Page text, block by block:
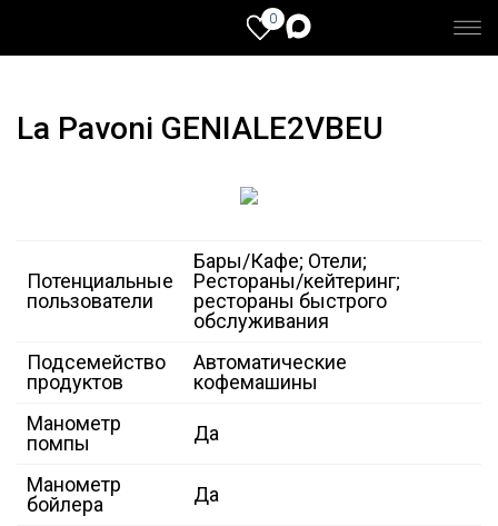
0
La Pavoni GENIALE2VBEU
Потенциальные
пользователи
Бары/Кафе; Отели;
Рестораны/кейтеринг;
рестораны быстрого
обслуживания
Подсемейство
продуктов
Автоматические
кофемашины
Манометр
помпы
Да
Манометр
бойлера
Да